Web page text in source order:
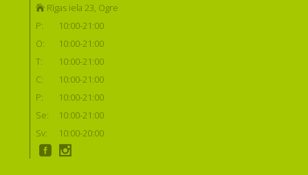
Rīgas iela 23, Ogre
P:
10:00-21:00
O:
10:00-21:00
T:
10:00-21:00
C:
10:00-21:00
P:
10:00-21:00
Se:
10:00-21:00
Sv:
10:00-20:00